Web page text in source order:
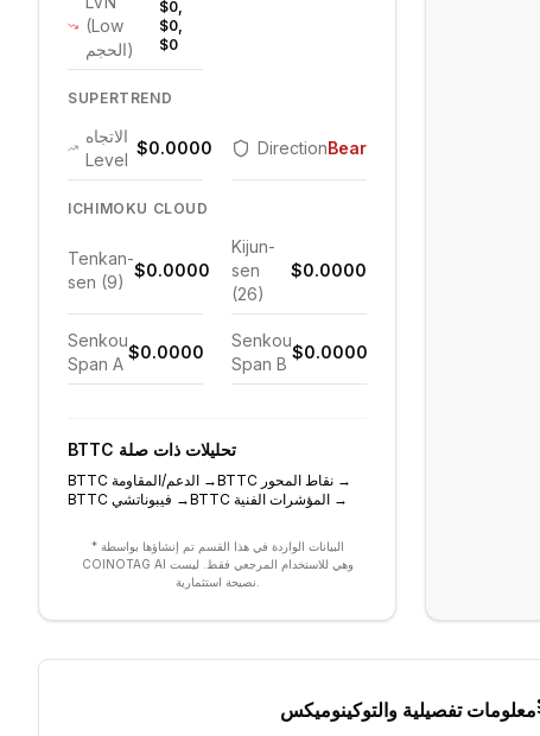
(Low
الحجم)
$0,
$0,
$0
SUPERTREND
الاتجاه
Level
$0.0000 DirectionBearish
ICHIMOKU CLOUD
Tenkan-
sen (9)
$0.0000
Kijun-
sen
(26)
$0.0000
Senkou
Span A
$0.0000
Senkou
Span B
$0.0000
BTTC تحليلات ذات صلة
BTTC الدعم/المقاومة →BTTC نقاط المحور →
BTTC فيبوناتشي →BTTC المؤشرات الفنية →
* البيانات الواردة في هذا القسم تم إنشاؤها بواسطة
COINOTAG AI وهي للاستخدام المرجعي فقط. ليست
معلومات تفصيلية والتوكينوميكس